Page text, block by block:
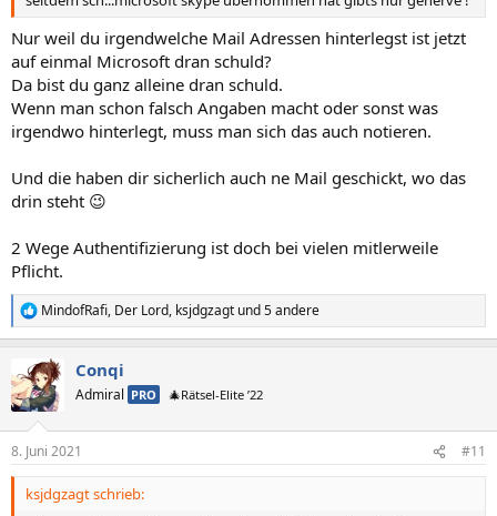
Nur weil du irgendwelche Mail Adressen hinterlegst ist jetzt
auf einmal Microsoft dran schuld?
Da bist du ganz alleine dran schuld.
Wenn man schon falsch Angaben macht oder sonst was
irgendwo hinterlegt, muss man sich das auch notieren.
Und die haben dir sicherlich auch ne Mail geschickt, wo das
drin steht 😉
2 Wege Authentifizierung ist doch bei vielen mitlerweile
Pflicht.
R
e
k
t
i
e
n
MindofRafi, Der Lord, ksjdgzagt und 5 andere
Conqi
Admiral PRO 🎄Rätsel-Elite ’22
8. Juni 2021 #11
ksjdgzagt schrieb: